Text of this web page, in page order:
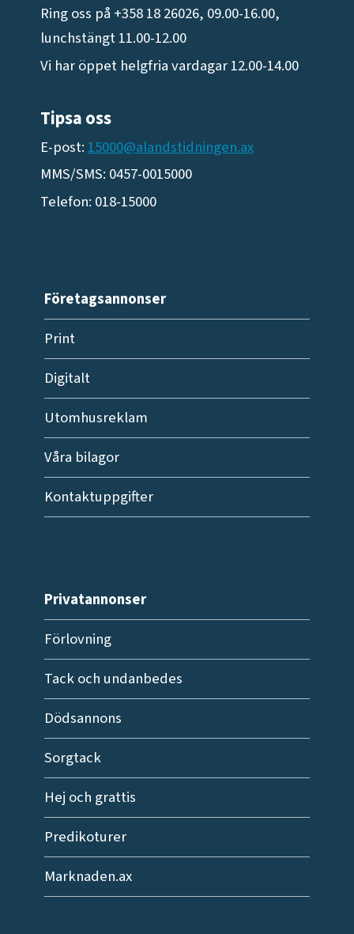
Ring oss på +358 18 26026, 09.00-16.00,
lunchstängt 11.00-12.00
Vi har öppet helgfria vardagar 12.00-14.00
Tipsa oss
E-post: 15000@alandstidningen.ax
MMS/SMS: 0457-0015000
Telefon: 018-15000
Företagsannonser
Print
Digitalt
Utomhusreklam
Våra bilagor
Kontaktuppgifter
Privatannonser
Förlovning
Tack och undanbedes
Dödsannons
Sorgtack
Hej och grattis
Predikoturer
Marknaden.ax